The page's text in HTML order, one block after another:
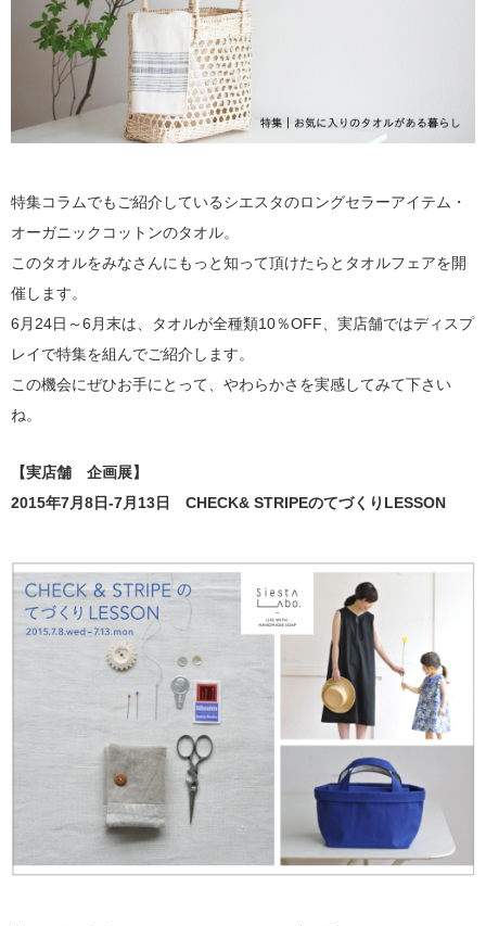
特集コラムでもご紹介しているシエスタのロングセラーアイテム・
オーガニックコットンのタオル。
このタオルをみなさんにもっと知って頂けたらとタオルフェアを開
催します。
6月24日～6月末は、タオルが全種類10％OFF、実店舗ではディスプ
レイで特集を組んでご紹介します。
この機会にぜひお手にとって、やわらかさを実感してみて下さい
ね。
【実店舗 企画展】
2015年7月8日-7月13日 CHECK& STRIPEのてづくりLESSON